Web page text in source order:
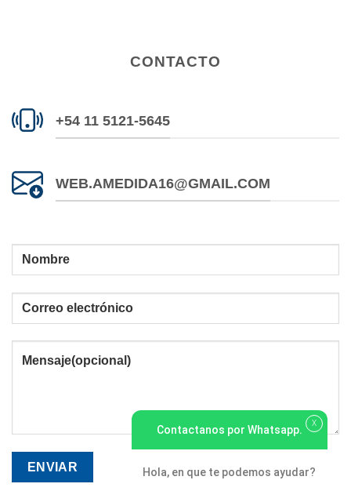
CONTACTO
+54 11 5121-5645
WEB.AMEDIDA16@GMAIL.COM
X
Contactanos por Whatsapp.
Hola, en que te podemos ayudar?